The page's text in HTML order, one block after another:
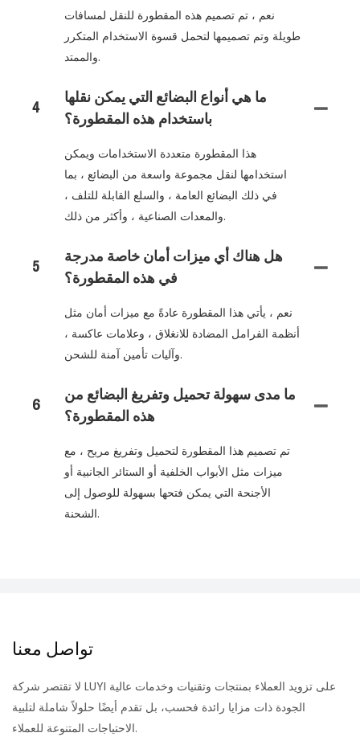
نعم ، تم تصميم هذه المقطورة للنقل لمسافات
طويلة وتم تصميمها لتحمل قسوة الاستخدام المتكرر
والممتد.
4
ما هي أنواع البضائع التي يمكن نقلها
باستخدام هذه المقطورة؟
هذا المقطورة متعددة الاستخدامات ويمكن
استخدامها لنقل مجموعة واسعة من البضائع ، بما
في ذلك البضائع العامة ، والسلع القابلة للتلف ،
والمعدات الصناعية ، وأكثر من ذلك.
5
هل هناك أي ميزات أمان خاصة مدرجة
في هذه المقطورة؟
نعم ، يأتي هذا المقطورة عادةً مع ميزات أمان مثل
أنظمة الفرامل المضادة للانغلاق ، وعلامات عاكسة ،
وآليات تأمين آمنة للشحن.
6
ما مدى سهولة تحميل وتفريغ البضائع من
هذه المقطورة؟
تم تصميم هذا المقطورة لتحميل وتفريغ مريح ، مع
ميزات مثل الأبواب الخلفية أو الستائر الجانبية أو
الأجنحة التي يمكن فتحها بسهولة للوصول إلى
الشحنة.
تواصل معنا
لا تقتصر شركة LUYI على تزويد العملاء بمنتجات وتقنيات وخدمات عالية
الجودة ذات مزايا رائدة فحسب، بل تقدم أيضًا حلولاً شاملة لتلبية
الاحتياجات المتنوعة للعملاء.